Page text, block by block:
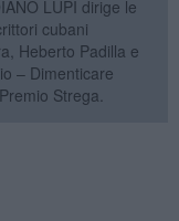
LUPI dirige le
cubani
Heberto Padilla e
– Dimenticare
Strega.